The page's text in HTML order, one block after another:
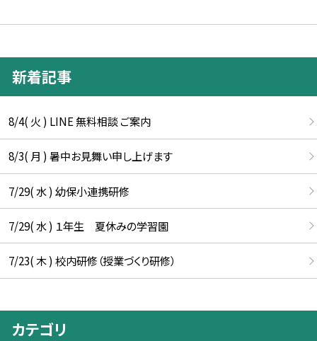
新着記事
8/4( 火 ) LINE 無料相談 ご案内
8/3( 月 ) 暑中お見舞い申し上げます
7/29( 水 ) 幼保小連携研修
7/29( 水 ) １年生 夏休みの学習園
7/23( 木 ) 校内研修（授業づくり研修）
カテゴリ